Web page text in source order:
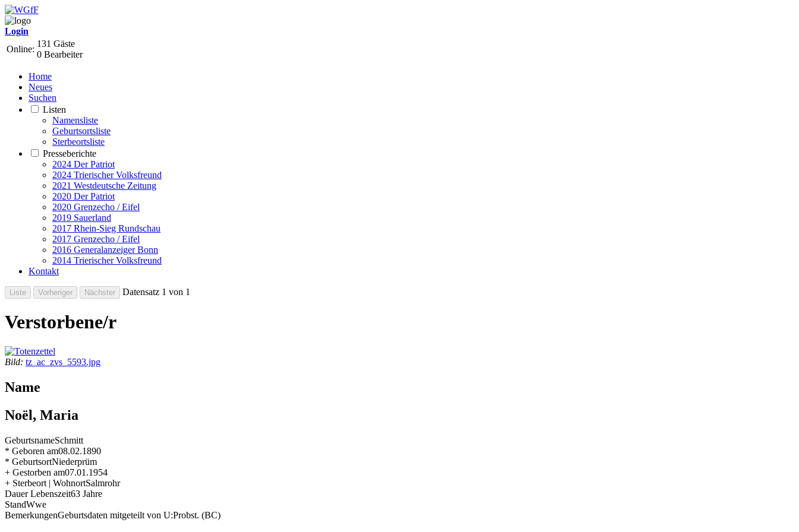
Login
Online:
131 Gäste
0 Bearbeiter
Home
Neues
Suchen
Listen
Namensliste
Geburtsortsliste
Sterbeortsliste
Presseberichte
2024 Der Patriot
2024 Trierischer Volksfreund
2021 Westdeutsche Zeitung
2020 Der Patriot
2020 Grenzecho / Eifel
2019 Sauerland
2017 Rhein-Sieg Rundschau
2017 Grenzecho / Eifel
2016 Generalanzeiger Bonn
2014 Trierischer Volksfreund
Kontakt
Datensatz 1 von 1
Verstorbene/r
Bild: tz_ac_zvs_5593.jpg
Name
Noël, Maria
GeburtsnameSchmitt
* Geboren am08.02.1890
* GeburtsortNiederprüm
+ Gestorben am07.01.1954
+ Sterbeort | WohnortSalmrohr
Dauer Lebenszeit63 Jahre
StandWwe
BemerkungenGeburtsdaten mitgeteilt von U:Probst. (BC)